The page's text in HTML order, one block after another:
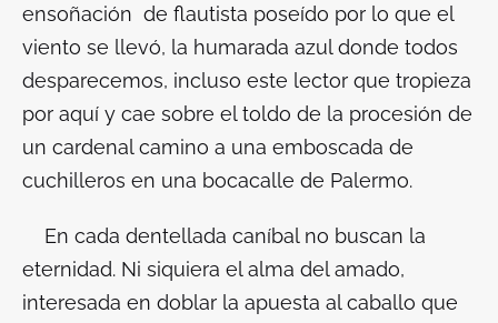
ensoñación de flautista poseído por lo que el
viento se llevó, la humarada azul donde todos
desparecemos, incluso este lector que tropieza
por aquí y cae sobre el toldo de la procesión de
un cardenal camino a una emboscada de
cuchilleros en una bocacalle de Palermo.
En cada dentellada caníbal no buscan la
eternidad. Ni siquiera el alma del amado,
interesada en doblar la apuesta al caballo que